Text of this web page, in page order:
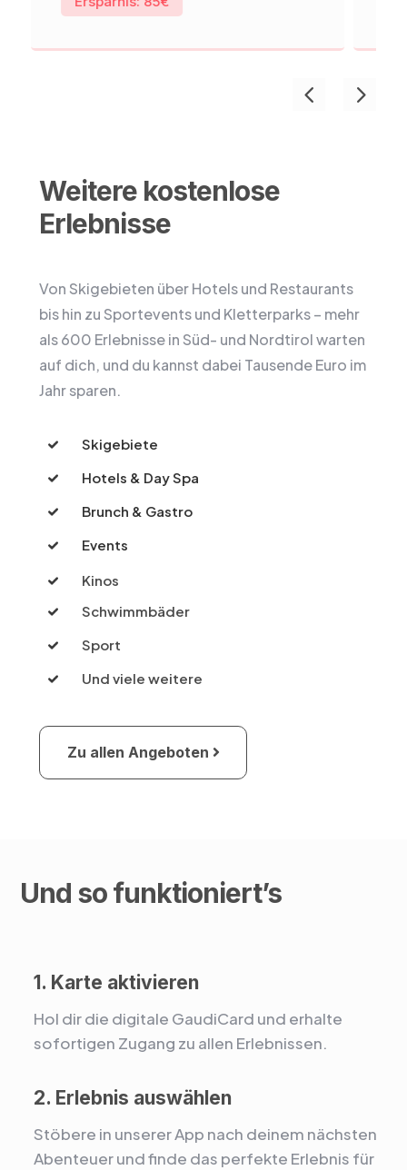
Weitere kostenlose
Erlebnisse
Von Skigebieten über Hotels und Restaurants
bis hin zu Sportevents und Kletterparks – mehr
als 600 Erlebnisse in Süd- und Nordtirol warten
auf dich, und du kannst dabei Tausende Euro im
Jahr sparen.
Skigebiete
Hotels & Day Spa
Brunch & Gastro
Events
Kinos
Schwimmbäder
Sport
Und viele weitere
Zu allen Angeboten
Und so funktioniert’s
1. Karte aktivieren
Hol dir die digitale GaudiCard und erhalte
sofortigen Zugang zu allen Erlebnissen.
2. Erlebnis auswählen
Stöbere in unserer App nach deinem nächsten
Abenteuer und finde das perfekte Erlebnis für